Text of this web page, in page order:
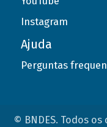
Instagram
Ajuda
Perguntas
© BNDES. Todos